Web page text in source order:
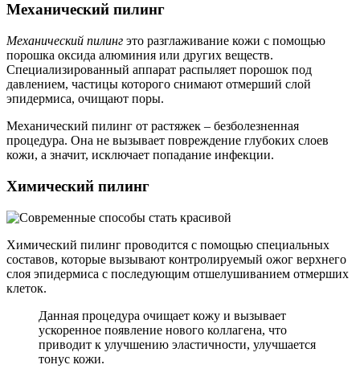
Механический пилинг
Механический пилинг это разглаживание кожи с помощью
порошка оксида алюминия или других веществ.
Специализированный аппарат распыляет порошок под
давлением, частицы которого снимают отмерший слой
эпидермиса, очищают поры.
Механический пилинг от растяжек – безболезненная
процедура. Она не вызывает повреждение глубоких слоев
кожи, а значит, исключает попадание инфекции.
Химический пилинг
Химический пилинг проводится с помощью специальных
составов, которые вызывают контролируемый ожог верхнего
слоя эпидермиса с последующим отшелушиванием отмерших
клеток.
Данная процедура очищает кожу и вызывает
ускоренное появление нового коллагена, что
приводит к улучшению эластичности, улучшается
тонус кожи.